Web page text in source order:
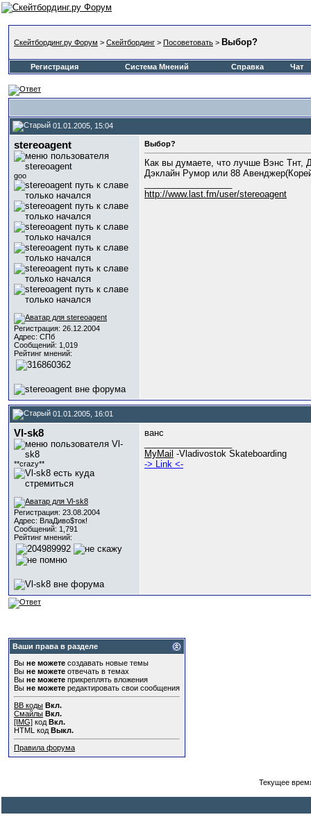
Скейтбординг.ру Форум > Скейтбординг > Посоветовать > Выбор?
Регистрация Система Мнений Справка Чат
01.01.2005, 15:04
stereoagent
goo
Регистрация: 26.12.2004
Адрес: СПб
Сообщений: 1,019
Рейтинг мнений:
Выбор?
Как вы думаете, что лучше Вэнс Тнт,
Дэклайн Румор или 88
http://www.last.fm/user/stereoagent
01.01.2005, 16:01
Vl-sk8
**crazy**
Регистрация: 23.08.2004
Адрес: ВлаДиво$ток!
Сообщений: 1,791
Рейтинг мнений:
ванс
MyMail -Vladivostok Skateboarding
-> Link <-
Ваши права в разделе
Вы не можете создавать новые темы
Вы не можете отвечать в темах
Вы не можете прикреплять вложения
Вы не можете редактировать свои сообщения
BB коды Вкл.
Смайлы Вкл.
[IMG] код Вкл.
HTML код Выкл.
Правила форума
Текущее